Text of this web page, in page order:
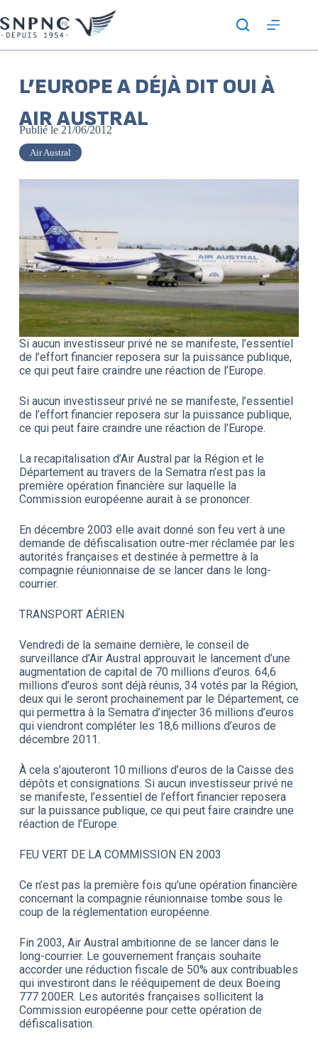
L’EUROPE A DÉJÀ DIT OUI À
AIR AUSTRAL
Publié le 21/06/2012
Air Austral
Si aucun investisseur privé ne se manifeste, l’essentiel
de l’effort financier reposera sur la puissance publique,
ce qui peut faire craindre une réaction de l’Europe.
Si aucun investisseur privé ne se manifeste, l’essentiel
de l’effort financier reposera sur la puissance publique,
ce qui peut faire craindre une réaction de l’Europe.
La recapitalisation d’Air Austral par la Région et le
Département au travers de la Sematra n’est pas la
première opération financière sur laquelle la
Commission européenne aurait à se prononcer.
En décembre 2003 elle avait donné son feu vert à une
demande de défiscalisation outre-mer réclamée par les
autorités françaises et destinée à permettre à la
compagnie réunionnaise de se lancer dans le long-
courrier.
TRANSPORT AÉRIEN
Vendredi de la semaine dernière, le conseil de
surveillance d’Air Austral approuvait le lancement d’une
augmentation de capital de 70 millions d’euros. 64,6
millions d’euros sont déjà réunis, 34 votés par la Région,
deux qui le seront prochainement par le Département, ce
qui permettra à la Sematra d’injecter 36 millions d’euros
qui viendront compléter les 18,6 millions d’euros de
décembre 2011.
À cela s’ajouteront 10 millions d’euros de la Caisse des
dépôts et consignations. Si aucun investisseur privé ne
se manifeste, l’essentiel de l’effort financier reposera
sur la puissance publique, ce qui peut faire craindre une
réaction de l’Europe.
FEU VERT DE LA COMMISSION EN 2003
Ce n’est pas la première fois qu’une opération financière
concernant la compagnie réunionnaise tombe sous le
coup de la réglementation européenne.
Fin 2003, Air Austral ambitionne de se lancer dans le
long-courrier. Le gouvernement français souhaite
accorder une réduction fiscale de 50% aux contribuables
qui investiront dans le rééquipement de deux Boeing
777 200ER. Les autorités françaises sollicitent la
Commission européenne pour cette opération de
défiscalisation.